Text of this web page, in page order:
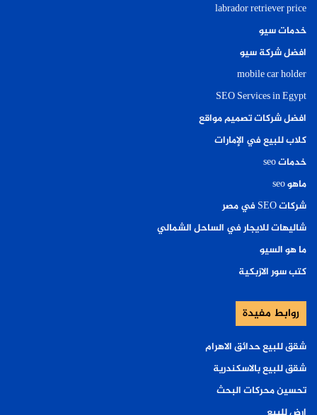
labrador retriever price
خدمات سيو
افضل شركة سيو
mobile car holder
SEO Services in Egypt
افضل شركات تصميم مواقع
كلاب للبيع في الإمارات
خدمات seo
ماهو seo
شركات SEO في مصر
شاليهات للايجار في الساحل الشمالي
ما هو السيو
كتب سور الازبكية
روابط مفيدة
شقق للبيع حدائق الاهرام
شقق للبيع بالاسكندرية
تحسين محركات البحث